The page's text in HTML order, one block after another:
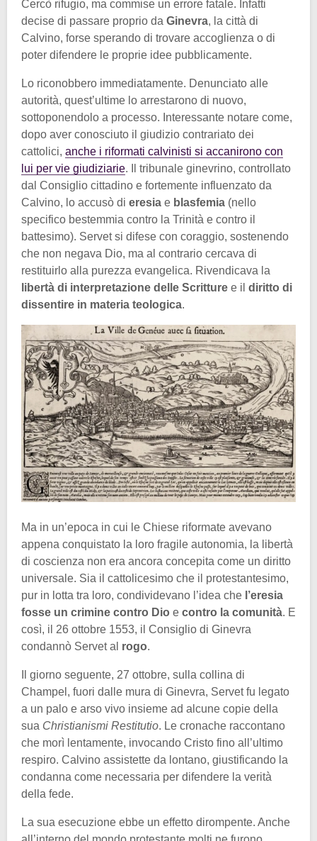
Cercò rifugio, ma commise un errore fatale. Infatti
decise di passare proprio da Ginevra, la città di
Calvino, forse sperando di trovare accoglienza o di
poter difendere le proprie idee pubblicamente.
Lo riconobbero immediatamente. Denunciato alle
autorità, quest’ultime lo arrestarono di nuovo,
sottoponendolo a processo. Interessante notare come,
dopo aver conosciuto il giudizio contrariato dei
cattolici, anche i riformati calvinisti si accanirono con
lui per vie giudiziarie. Il tribunale ginevrino, controllato
dal Consiglio cittadino e fortemente influenzato da
Calvino, lo accusò di eresia e blasfemia (nello
specifico bestemmia contro la Trinità e contro il
battesimo). Servet si difese con coraggio, sostenendo
che non negava Dio, ma al contrario cercava di
restituirlo alla purezza evangelica. Rivendicava la
libertà di interpretazione delle Scritture e il diritto di
dissentire in materia teologica.
Ma in un’epoca in cui le Chiese riformate avevano
appena conquistato la loro fragile autonomia, la libertà
di coscienza non era ancora concepita come un diritto
universale. Sia il cattolicesimo che il protestantesimo,
pur in lotta tra loro, condividevano l’idea che l’eresia
fosse un crimine contro Dio e contro la comunità. E
così, il 26 ottobre 1553, il Consiglio di Ginevra
condannò Servet al rogo.
Il giorno seguente, 27 ottobre, sulla collina di
Champel, fuori dalle mura di Ginevra, Servet fu legato
a un palo e arso vivo insieme ad alcune copie della
sua Christianismi Restitutio. Le cronache raccontano
che morì lentamente, invocando Cristo fino all’ultimo
respiro. Calvino assistette da lontano, giustificando la
condanna come necessaria per difendere la verità
della fede.
La sua esecuzione ebbe un effetto dirompente. Anche